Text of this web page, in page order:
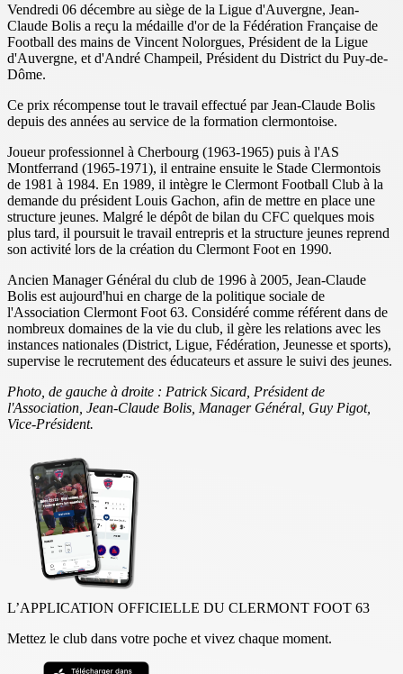
Vendredi 06 décembre au siège de la Ligue d'Auvergne, Jean-
Claude Bolis a reçu la médaille d'or de la Fédération Française de
Football des mains de Vincent Nolorgues, Président de la Ligue
d'Auvergne, et d'André Champeil, Président du District du Puy-de-
Dôme.
Ce prix récompense tout le travail effectué par Jean-Claude Bolis
depuis des années au service de la formation clermontoise.
Joueur professionnel à Cherbourg (1963-1965) puis à l'AS
Montferrand (1965-1971), il entraine ensuite le Stade Clermontois
de 1981 à 1984. En 1989, il intègre le Clermont Football Club à la
demande du président Louis Gachon, afin de mettre en place une
structure jeunes. Malgré le dépôt de bilan du CFC quelques mois
plus tard, il poursuit le travail entrepris et la structure jeunes reprend
son activité lors de la création du Clermont Foot en 1990.
Ancien Manager Général du club de 1996 à 2005, Jean-Claude
Bolis est aujourd'hui en charge de la politique sociale de
l'Association Clermont Foot 63. Considéré comme référent dans de
nombreux domaines de la vie du club, il gère les relations avec les
instances nationales (District, Ligue, Fédération, Jeunesse et sports),
supervise le recrutement des éducateurs et assure le suivi des jeunes.
Photo, de gauche à droite : Patrick Sicard, Président de
l'Association, Jean-Claude Bolis, Manager Général, Guy Pigot,
Vice-Président.
L’APPLICATION OFFICIELLE DU CLERMONT FOOT 63
Mettez le club dans votre poche et vivez chaque moment.